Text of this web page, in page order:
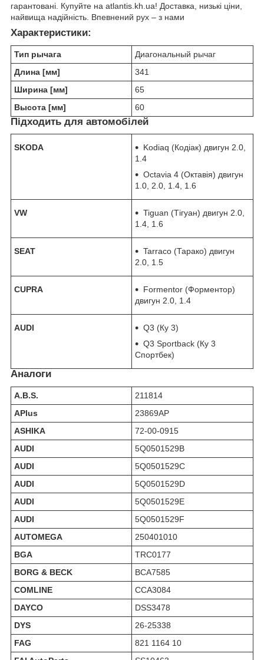
гарантовані. Купуйте на atlantis.kh.ua! Доставка, низькі ціни,
найвища надійність. Впевнений рух – з нами
Характеристики:
Тип рычага
Диагональный рычаг
Длина [мм]
341
Ширина [мм]
65
Высота [мм]
60
Підходить для автомобілей
SKODA
Kodiaq (Кодіак) двигун 2.0,
1.4
Octavia 4 (Октавія) двигун
1.0, 2.0, 1.4, 1.6
VW
Tiguan (Тігуан) двигун 2.0,
1.4, 1.6
SEAT
Tarraco (Тарако) двигун
2.0, 1.5
CUPRA
Formentor (Форментор)
двигун 2.0, 1.4
AUDI
Q3 (Ку 3)
Q3 Sportback (Ку 3
Спортбек)
Аналоги
A.B.S.
211814
APlus
23869AP
ASHIKA
72-00-0915
AUDI
5Q0501529B
AUDI
5Q0501529C
AUDI
5Q0501529D
AUDI
5Q0501529E
AUDI
5Q0501529F
AUTOMEGA
250401010
BGA
TRC0177
BORG & BECK
BCA7585
COMLINE
CCA3084
DAYCO
DSS3478
DYS
26-25338
FAG
821 1164 10